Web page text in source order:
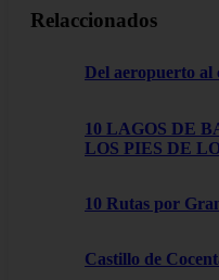
Relaccionados
Del aeropuerto al
10 LAGOS DE
LOS PIES DE
10 Rutas por
Castillo de